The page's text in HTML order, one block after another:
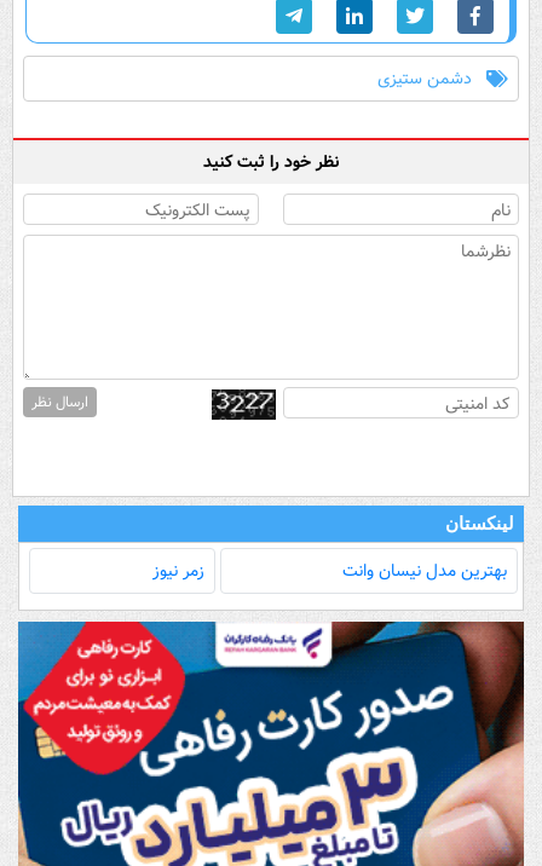
دشمن ستیزی
نظر خود را ثبت کنید
ارسال نظر
لینکستان
بهترین مدل‌ نیسان وانت زمر نیوز